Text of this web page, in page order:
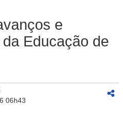
e
Educação de
06h43